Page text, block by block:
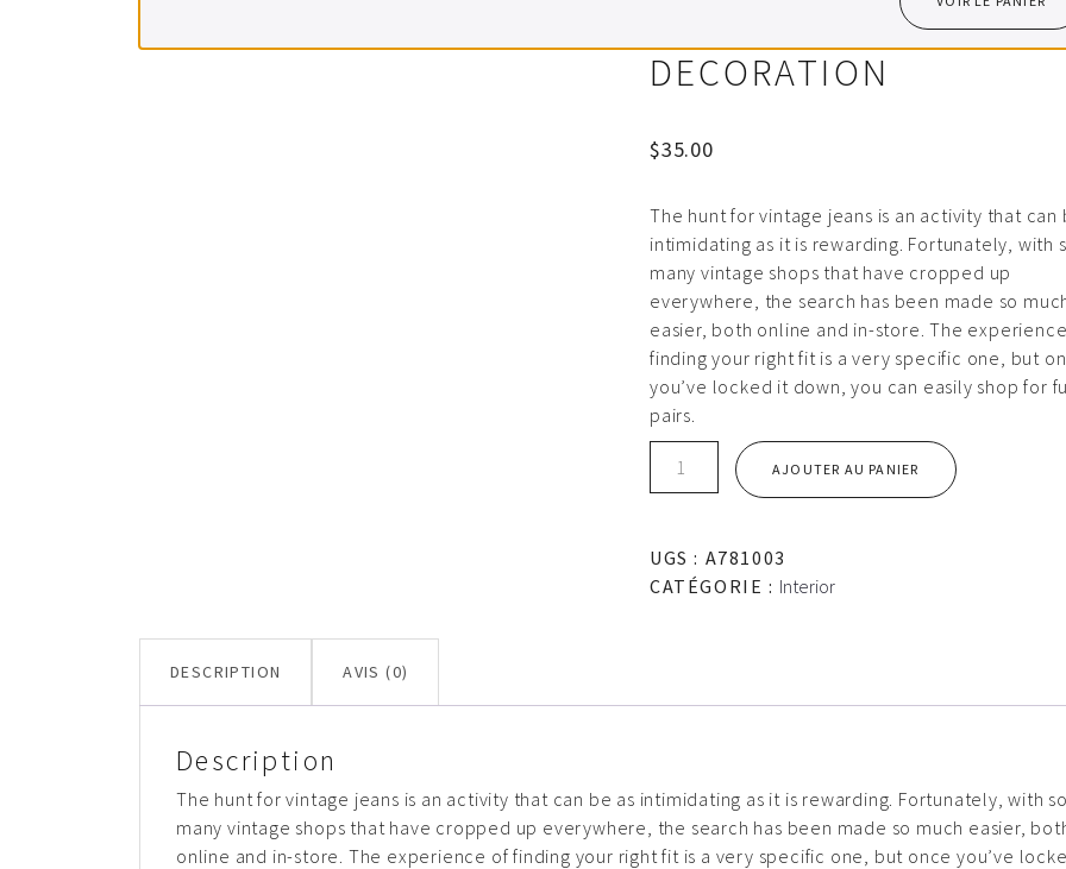
DECORATION
$35.00
The hunt for vintage jeans is an activity that can
intimidating as it is rewarding. Fortunately, with
many vintage shops that have cropped up
everywhere, the search has been made so
easier, both online and in-store. The
finding your right fit is a very specific one, but
you’ve locked it down, you can easily shop for
pairs.
AJOUTER AU PANIER
UGS : A781003
CATÉGORIE : Interior
DESCRIPTION AVIS (0)
Description
The hunt for vintage jeans is an activity that can be as intimidating as it is rewarding. Fortunately, with so
many vintage shops that have cropped up everywhere, the search has been made so much easier,
online and in-store. The experience of finding your right fit is a very specific one, but once you’ve